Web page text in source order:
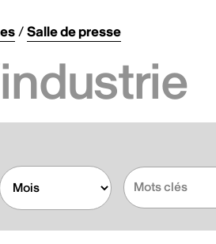
/Salle de presse